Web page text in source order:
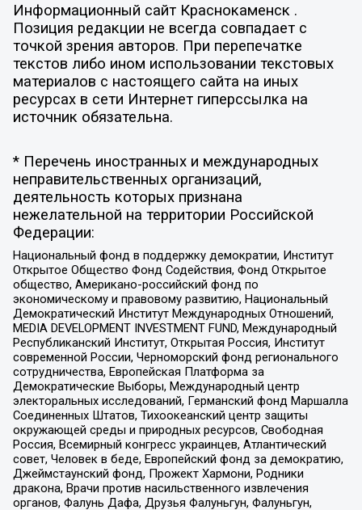
Информационный сайт Краснокаменск .
Позиция редакции не всегда совпадает с
точкой зрения авторов. При перепечатке
текстов либо ином использовании текстовых
материалов с настоящего сайта на иных
ресурсах в сети Интернет гиперссылка на
источник обязательна.
* Перечень иностранных и международных
неправительственных организаций,
деятельность которых признана
нежелательной на территории Российской
Федерации:
Национальный фонд в поддержку демократии, Институт
Открытое Общество Фонд Содействия, Фонд Открытое
общество, Американо-российский фонд по
экономическому и правовому развитию, Национальный
Демократический Институт Международных Отношений,
MEDIA DEVELOPMENT INVESTMENT FUND, Международный
Республиканский Институт, Открытая Россия, Институт
современной России, Черноморский фонд регионального
сотрудничества, Европейская Платформа за
Демократические Выборы, Международный центр
электоральных исследований, Германский фонд Маршалла
Соединенных Штатов, Тихоокеанский центр защиты
окружающей среды и природных ресурсов, Свободная
Россия, Всемирный конгресс украинцев, Атлантический
совет, Человек в беде, Европейский фонд за демократию,
Джеймстаунский фонд, Прожект Хармони, Родники
дракона, Врачи против насильственного извлечения
органов, Фалунь Дафа, Друзья Фалуньгун, Фалуньгун,